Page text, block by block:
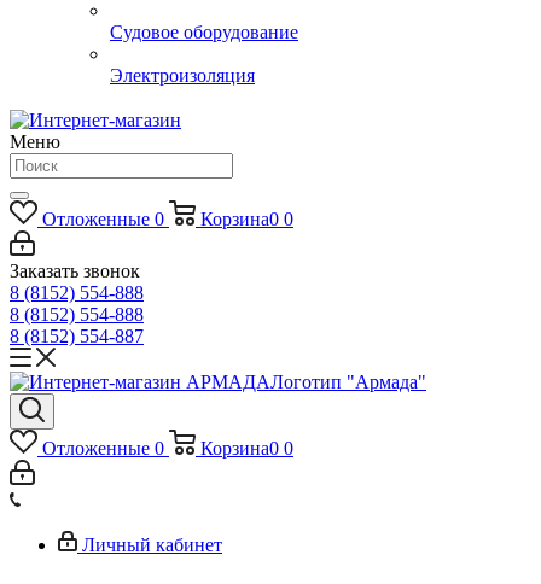
Судовое оборудование
Электроизоляция
Меню
Отложенные 0 Корзина0 0
Заказать звонок
8 (8152) 554-888
8 (8152) 554-888
8 (8152) 554-887
Логотип "Армада"
Отложенные 0 Корзина0 0
Личный кабинет